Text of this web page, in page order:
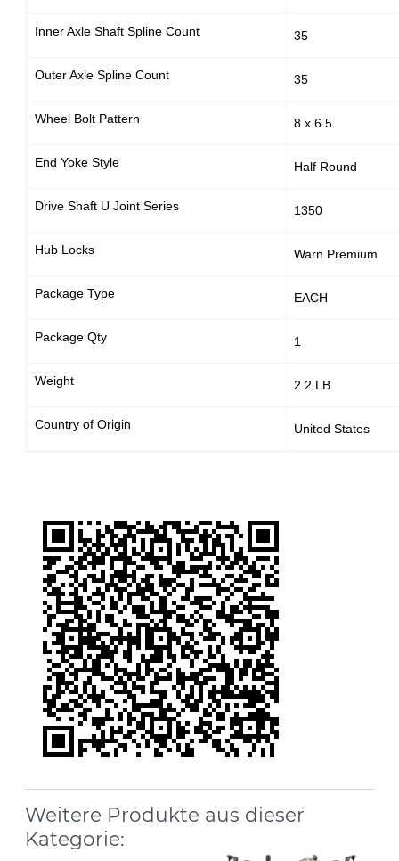
Inner Axle Shaft Spline Count 35
Outer Axle Spline Count 35
Wheel Bolt Pattern 8 x 6.5
End Yoke Style Half Round
Drive Shaft U Joint Series 1350
Hub Locks Warn Premium
Package Type EACH
Package Qty 1
Weight 2.2 LB
Country of Origin United States
Weitere Produkte aus dieser
Kategorie: